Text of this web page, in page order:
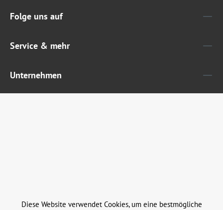
Folge uns auf
Service & mehr
Unternehmen
Diese Website verwendet Cookies, um eine bestmögliche